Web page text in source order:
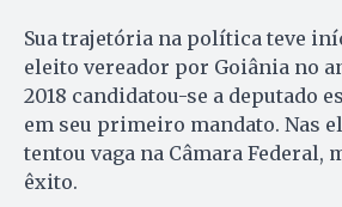
Sua trajetória na política teve
eleito vereador por Goiânia no
2018 candidatou-se a deputado
em seu primeiro mandato. Nas
tentou vaga na Câmara Federal,
êxito.